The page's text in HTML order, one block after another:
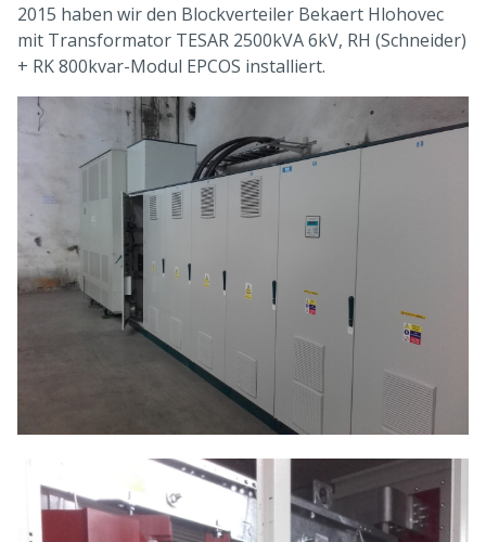
2015 haben wir den Blockverteiler Bekaert Hlohovec
mit Transformator TESAR 2500kVA 6kV, RH (Schneider)
+ RK 800kvar-Modul EPCOS installiert.